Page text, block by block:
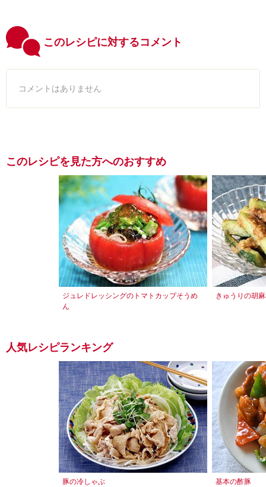
このレシピに対するコメント
コメントはありません
このレシピを見た方へのおすすめ
ジュレドレッシングのトマトカップそうめ
ん
きゅうりの胡
人気レシピランキング
豚の冷しゃぶ 基本の酢豚